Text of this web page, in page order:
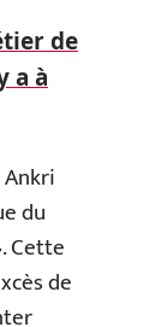
de
a à
Ankri
du
Cette
de